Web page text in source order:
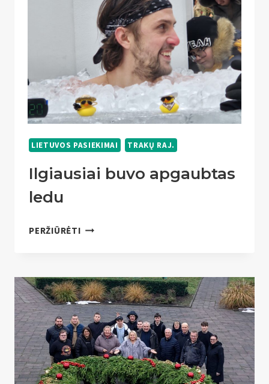
LIETUVOS PASIEKIMAI TRAKŲ RAJ.
Ilgiausiai buvo apgaubtas
ledu
PERŽIŪRĖTIILGIAUSIAI